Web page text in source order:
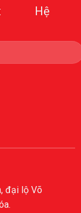
Hệ
đại lộ Võ